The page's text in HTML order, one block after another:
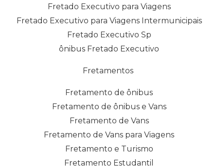
Fretado Executivo para Viagens
Fretado Executivo para Viagens Intermunicipais
Fretado Executivo Sp
ônibus Fretado Executivo
Fretamentos
Fretamento de ônibus
Fretamento de ônibus e Vans
Fretamento de Vans
Fretamento de Vans para Viagens
Fretamento e Turismo
Fretamento Estudantil